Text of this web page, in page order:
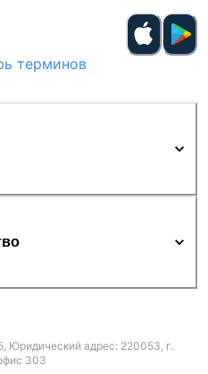
терминов
Юридический адрес: 220053, г.
303